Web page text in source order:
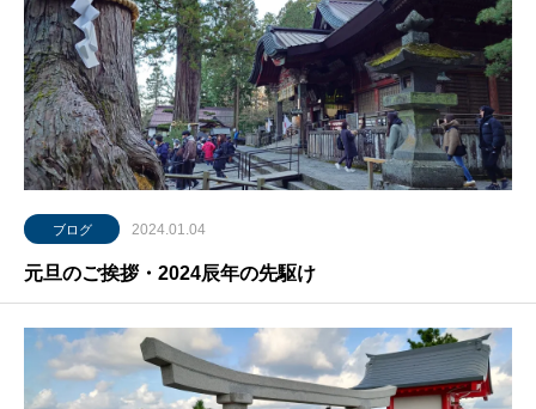
ブログ 2024.01.04
元旦のご挨拶・2024辰年の先駆け